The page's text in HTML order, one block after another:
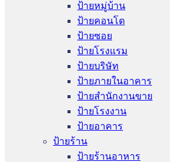
ป้ายหมู่บ้าน
ป้ายคอนโด
ป้ายซอย
ป้ายโรงแรม
ป้ายบริษัท
ป้ายภายในอาคาร
ป้ายสำนักงานขาย
ป้ายโรงงาน
ป้ายอาคาร
ป้ายร้าน
ป้ายร้านอาหาร